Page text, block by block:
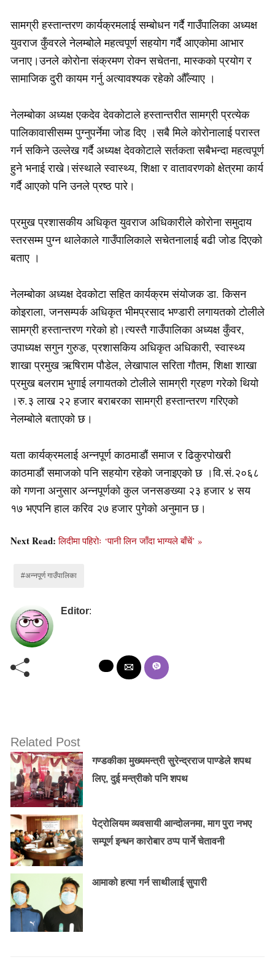
सामग्री हस्तान्तरण कार्यक्रमलाई सम्बोधन गर्दै गाउँपालिका अध्यक्ष
युवराज कुँवरले नेलम्बोले महत्वपूर्ण सहयोग गर्दै आएकोमा आभार
जनाए।उनले कोरोना संक्रमण रोक्न सचेतना, मास्कको प्रयोग र
सामाजिक दुरी कायम गर्नु अत्यावश्यक रहेको औँल्याए ।
नेलम्बोका अध्यक्ष एकदेव देवकोटाले हस्तान्तरीत सामग्री प्रत्येक
पालिकावासीसम्म पुग्नुपर्नेमा जोड दिए ।सबै मिले कोरोनालाई परास्त
गर्न सकिने उल्लेख गर्दै अध्यक्ष देवकोटाले सर्तकता सबैभन्दा महत्वपूर्ण
हुने भनाई राखे।संस्थाले स्वास्थ्य, शिक्षा र वातावरणको क्षेत्रमा कार्य
गर्दै आएको पनि उनले प्रष्ठ पारे।
प्रमुख प्रशासकीय अधिकृत युवराज अधिकारीले कोरोना समुदाय
स्तरसम्म पुग्न थालेकाले गाउँपालिकाले सचेतनालाई बढी जोड दिएको
बताए ।
नेलम्बोका अध्यक्ष देवकोटा सहित कार्यक्रम संयोजक डा. किसन
कोइराला, जनसम्पर्क अधिकृत भीमप्रसाद भण्डारी लगायतको टोलीले
सामग्री हस्तान्तरण गरेको हो।त्यस्तै गाउँपालिका अध्यक्ष कुँवर,
उपाध्यक्ष सगुन गुरुङ, प्रशासकिय अधिकृत अधिकारी, स्वास्थ्य
शाखा प्रमुख ऋषिराम पौडेल, लेखापाल सरिता गौतम, शिक्षा शाखा
प्रमुख बलराम भुगाई लगायतको टोलीले सामग्री ग्रहण गरेको थियो
।रु.३ लाख २२ हजार बराबरका सामग्री हस्तान्तरण गरिएको
नेलम्बोले बताएको छ।
यता कार्यक्रमलाई अन्नपूर्ण काठमाडौं समाज र ढिकुरपोखरी
काठमाडौं समाजको पनि सहयोग रहेको जनाइएको छ ।वि.सं.२०६८
को गणना अनुसार अन्नपूर्णको कुल जनसङख्या २३ हजार ४ सय
१७ भएपनि हाल करिव २७ हजार पुगेको अनुमान छ।
Next Read:लिदीमा पहिरोः ‘पानी लिन जाँदा भाग्यले बाँचें’ »
#अन्नपूर्ण गाउँपालिका
Editor:
Related Post
गण्डकीका मुख्यमन्त्री सुरेन्द्रराज पाण्डेले शपथ
लिए, दुई मन्त्रीको पनि शपथ
पेट्रोलियम व्यवसायी आन्दोलनमा, माग पुरा नभए
सम्पूर्ण इन्धन कारोबार ठप्प पार्ने चेतावनी
आमाको हत्या गर्न साथीलाई सुपारी